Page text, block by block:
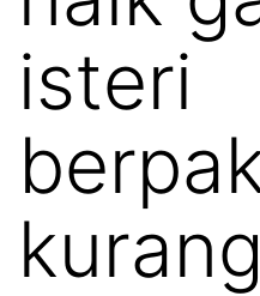
isteri